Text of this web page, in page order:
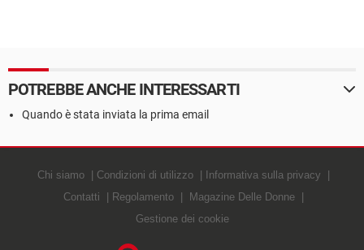
POTREBBE ANCHE INTERESSARTI
Quando è stata inviata la prima email
Chi siamo Condizioni di utilizzo
Informativa sulla privacy
Contatti
Regolamento
Magazine Delle Donne
Gestione dei cookie